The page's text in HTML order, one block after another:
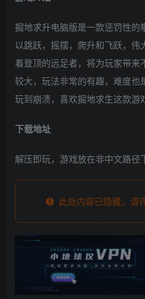
掘地求升电脑版是一款惩罚性的
以跳跃，摇摆，爬升和飞跃，
着登顶的远足者，将为玩家带来
较大，玩法非常的有趣，难度也
玩到崩溃，喜欢掘地求生这款游
下载地址
解压即玩，游戏放在非中文路径
此处内容已隐藏，请